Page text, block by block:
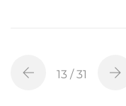
13 / 31